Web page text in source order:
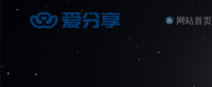
网站首页